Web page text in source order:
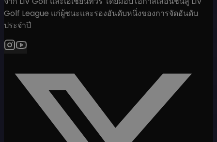
Golf League แก่ผู้ชนะและรองอันดับหนึ่งของการจัดอันดับ
ประจำปี